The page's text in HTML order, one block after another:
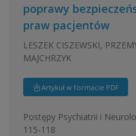
poprawy
praw pacjentów
LESZEK CISZEWSKI,
MAJCHRZYK
Artykuł w formacie PDF
Postępy Psychiatrii i
115-118